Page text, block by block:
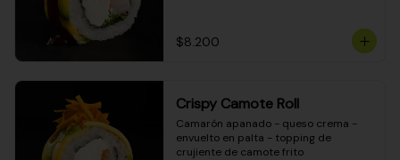
$8.200
Crispy Camote Roll
Camarón apanado - queso crema -
envuelto en palta - topping de
crujiente de camote frito